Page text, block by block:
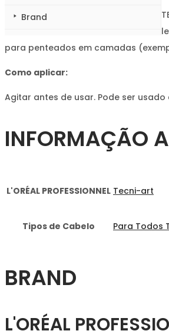
Brand
para penteados em camadas
Como aplicar:
Agitar antes de usar. Pode ser
INFORMAÇÃO
L'ORÉAL PROFESSIONNEL Tecni-art
Tipos de Cabelo Para Todos
BRAND
L'ORÉAL